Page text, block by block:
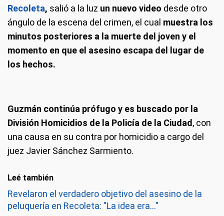
Recoleta, salió a la luz un nuevo video desde otro
ángulo de la escena del crimen, el cual muestra los
minutos posteriores a la muerte del joven y el
momento en que el asesino escapa del lugar de
los hechos.
Guzmán continúa prófugo y es buscado por la
División Homicidios de la Policía de la Ciudad , con
una causa en su contra por homicidio a cargo del
juez Javier Sánchez Sarmiento.
Leé también
Revelaron el verdadero objetivo del asesino de la
peluquería en Recoleta: "La idea era..."